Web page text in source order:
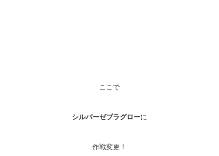
ここで
シルバーゼブラグローに
作戦変更！